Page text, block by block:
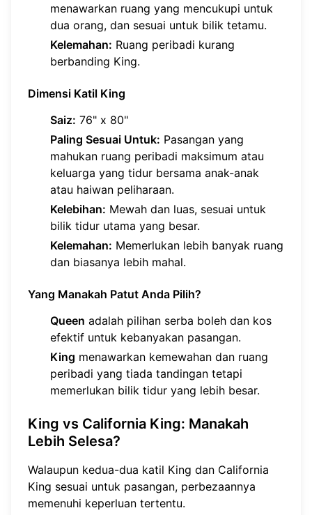
menawarkan ruang yang mencukupi untuk
dua orang, dan sesuai untuk bilik tetamu.
Kelemahan: Ruang peribadi kurang
berbanding King.
Dimensi Katil King
Saiz: 76" x 80"
Paling Sesuai Untuk: Pasangan yang
mahukan ruang peribadi maksimum atau
keluarga yang tidur bersama anak-anak
atau haiwan peliharaan.
Kelebihan: Mewah dan luas, sesuai untuk
bilik tidur utama yang besar.
Kelemahan: Memerlukan lebih banyak ruang
dan biasanya lebih mahal.
Yang Manakah Patut Anda Pilih?
Queen adalah pilihan serba boleh dan kos
efektif untuk kebanyakan pasangan.
King menawarkan kemewahan dan ruang
peribadi yang tiada tandingan tetapi
memerlukan bilik tidur yang lebih besar.
King vs California King: Manakah
Lebih Selesa?
Walaupun kedua-dua katil King dan California
King sesuai untuk pasangan, perbezaannya
memenuhi keperluan tertentu.